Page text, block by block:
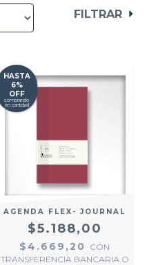
FILTRAR
HASTA
6%
OFF
comprando
en cantidad
AGENDA FLEX- JOURNAL
$5.188,00
$4.669,20
CON
TRANSFERENCIA BANCARIA O